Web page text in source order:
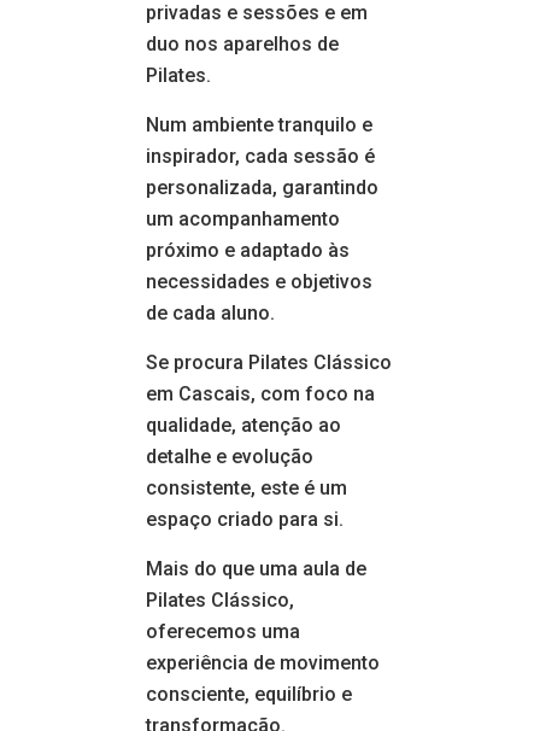
privadas e sessões e em
duo nos aparelhos de
Pilates.
Num ambiente tranquilo e
inspirador, cada sessão é
personalizada, garantindo
um acompanhamento
próximo e adaptado às
necessidades e objetivos
de cada aluno.
Se procura Pilates Clássico
em Cascais, com foco na
qualidade, atenção ao
detalhe e evolução
consistente, este é um
espaço criado para si.
Mais do que uma aula de
Pilates Clássico,
oferecemos uma
experiência de movimento
consciente, equilíbrio e
transformação.